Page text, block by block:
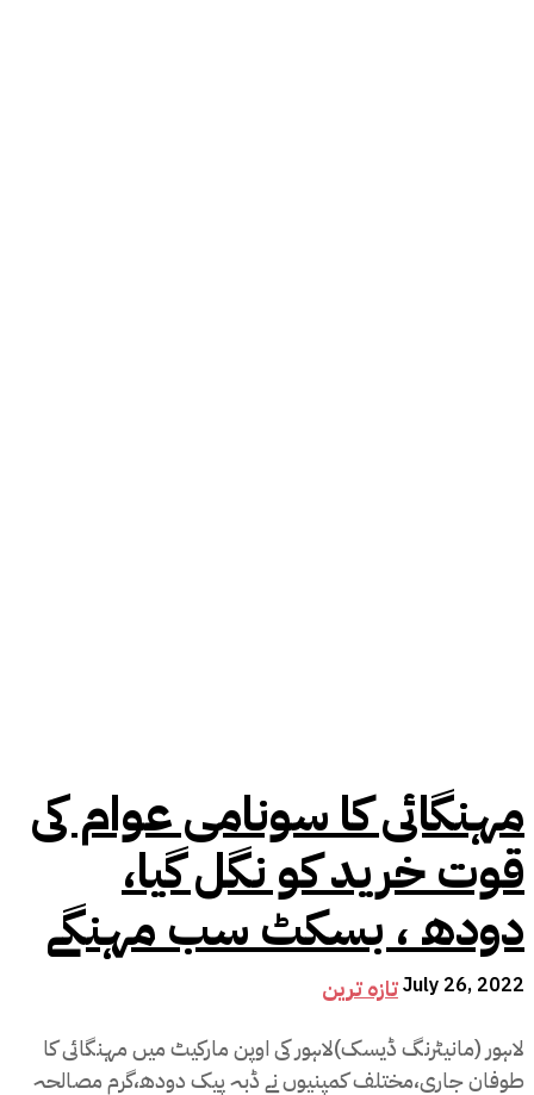
مہنگائی کا سونامی عوام کی
قوت خرید کو نگل گیا،
دودھ ، بسکٹ سب مہنگے
تازہ ترینJuly 26, 2022
لاہور (مانیٹرنگ ڈیسک)لاہور کی اوپن مارکیٹ میں مہنگائی کا
طوفان جاری،مختلف کمپنیوں نے ڈبہ پیک دودھ،گرم مصالحہ